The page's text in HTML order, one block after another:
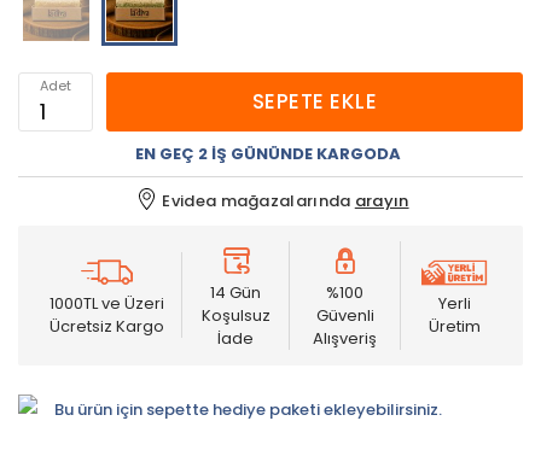
Adet
SEPETE EKLE
EN GEÇ 2 İŞ GÜNÜNDE KARGODA
Evidea mağazalarında arayın
1000TL ve Üzeri
Ücretsiz Kargo
14 Gün
Koşulsuz
İade
%100
Güvenli
Alışveriş
Yerli
Üretim
Bu ürün için sepette hediye paketi ekleyebilirsiniz.